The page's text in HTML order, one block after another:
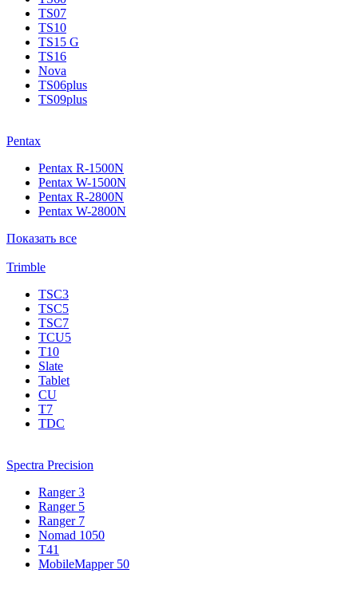
TS07
TS10
TS15 G
TS16
Nova
TS06plus
TS09plus
Pentax
Pentax R-1500N
Pentax W-1500N
Pentax R-2800N
Pentax W-2800N
Показать все
Trimble
TSC3
TSC5
TSC7
TCU5
T10
Slate
Tablet
CU
T7
TDC
Spectra Precision
Ranger 3
Ranger 5
Ranger 7
Nomad 1050
T41
MobileMapper 50